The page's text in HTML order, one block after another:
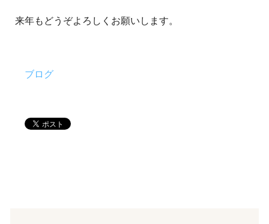
来年もどうぞよろしくお願いします。
ブログ